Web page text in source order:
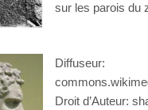
sur les parois du
Diffuseur:
Droit d’Auteur: